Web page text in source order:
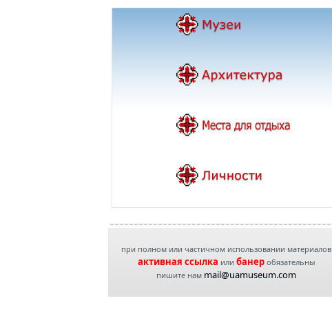
при полном или частичном использовании материалов
активная ссылка или банеробязательны
пишите нам mail@uamuseum.com